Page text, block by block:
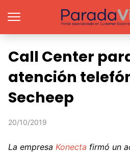
Call Center
atención
Secheep
20/10/2019
La empresa Konecta firmó un